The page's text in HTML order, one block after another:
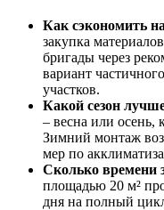
Как сэкономить
закупка
бригады через
вариант
участков.
Какой сезон
– весна или осень,
Зимний монтаж
мер по
Сколько времени
площадью 20 м²
дня на полный